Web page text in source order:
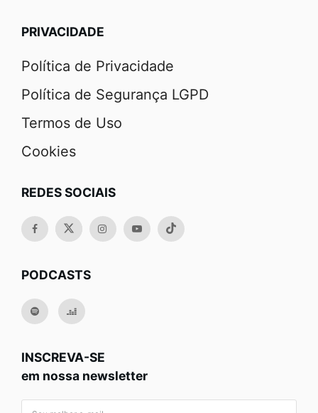
PRIVACIDADE
Política de Privacidade
Política de Segurança LGPD
Termos de Uso
Cookies
REDES SOCIAIS
PODCASTS
INSCREVA-SE
em nossa newsletter